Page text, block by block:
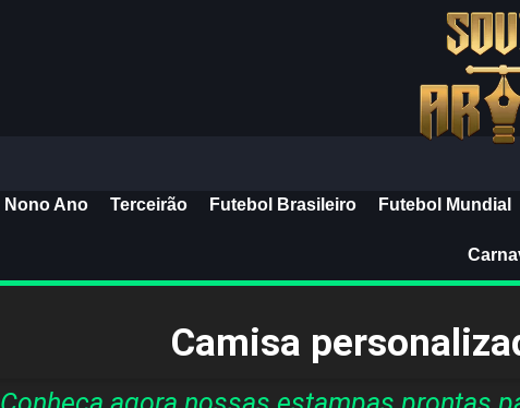
Nono Ano Terceirão Futebol Brasileiro Futebol Mundial
Camisa